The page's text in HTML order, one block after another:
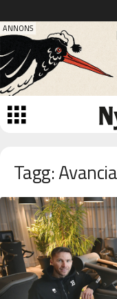
Tagg: Avancia